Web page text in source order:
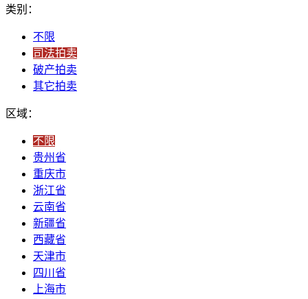
类别：
不限
司法拍卖
破产拍卖
其它拍卖
区域：
不限
贵州省
重庆市
浙江省
云南省
新疆省
西藏省
天津市
四川省
上海市